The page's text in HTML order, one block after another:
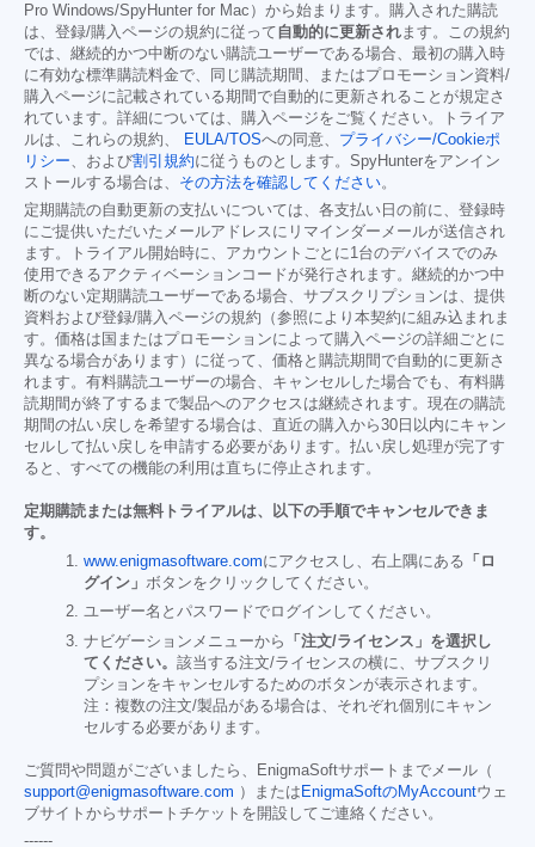
Pro Windows/SpyHunter for Mac）から始まります。購入された購読
は、登録/購入ページの規約に従って自動的に更新され ます。この規約
では、継続的かつ中断のない購読ユーザーである場合、最初の購入時
に有効な標準購読料金で、同じ購読期間、またはプロモーション資料/
購入ページに記載されている期間で自動的に更新されることが規定さ
れています。詳細については、購入ページをご覧ください。トライア
ルは、これらの規約、
EULA/TOSへの同意、 プライバシー/Cookieポ
リシー 、および割引規約に従うものとします。SpyHunterをアンイン
ストールする場合は、 その方法を確認してください。
定期購読の自動更新の支払いについては、各支払い日の前に、登録時
にご提供いただいたメールアドレスにリマインダーメールが送信され
ます。トライアル開始時に、アカウントごとに1台のデバイスでのみ
使用できるアクティベーションコードが発行されます。継続的かつ中
断のない定期購読ユーザーである場合、サブスクリプションは、提供
資料および登録/購入ページの規約（参照により本契約に組み込まれま
す。価格は国またはプロモーションによって購入ページの詳細ごとに
異なる場合があります）に従って、価格と購読期間で自動的に更新さ
れます。有料購読ユーザーの場合、キャンセルした場合でも、有料購
読期間が終了するまで製品へのアクセスは継続されます。現在の購読
期間の払い戻しを希望する場合は、直近の購入から30日以内にキャン
セルして払い戻しを申請する必要があります。払い戻し処理が完了す
ると、すべての機能の利用は直ちに停止されます。
定期購読または無料トライアルは、以下の手順でキャンセルできま
す。
www.enigmasoftware.comにアクセスし、右上隅にある 「ロ
グイン」 ボタンをクリックしてください。
ユーザー名とパスワードでログインしてください。
ナビゲーションメニューから
「注文/ライセンス」を選択し
てください。 該当する注文/ライセンスの横に、サブスクリ
プションをキャンセルするためのボタンが表示されます。
注：複数の注文/製品がある場合は、それぞれ個別にキャン
セルする必要があります。
ご質問や問題がございましたら、EnigmaSoftサポートまでメール（
support@enigmasoftware.com ）または EnigmaSoftのMyAccountウェ
ブサイトからサポートチケットを開設してご連絡ください。
------